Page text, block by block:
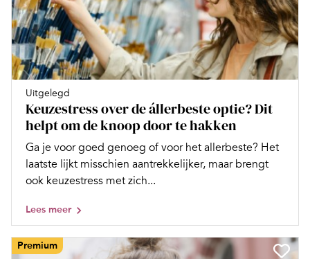
Uitgelegd
Keuzestress over de állerbeste optie? Dit
helpt om de knoop door te hakken
Ga je voor goed genoeg of voor het allerbeste? Het
laatste lijkt misschien aantrekkelijker, maar brengt
ook keuzestress met zich...
Lees meer
Premium